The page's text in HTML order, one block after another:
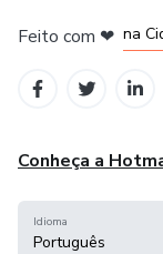
Feito com ❤ na
Conheça a
Idioma
Português